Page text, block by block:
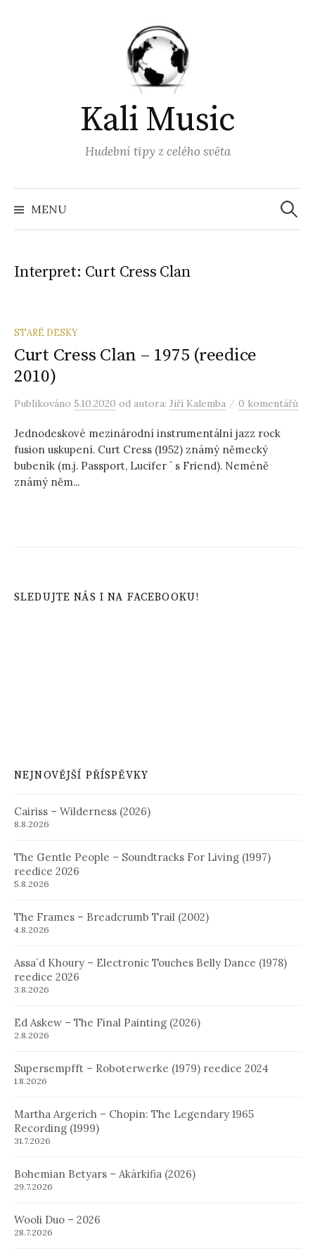
Kali Music
Hudební tipy z celého světa
MENU
Interpret: Curt Cress Clan
STARÉ DESKY
Curt Cress Clan – 1975 (reedice
2010)
Publikováno 5.10.2020 od autora: Jiří Kalemba / 0 komentářů
Jednodeskové mezinárodní instrumentální jazz rock
fusion uskupení. Curt Cress (1952) známý německý
bubeník (m.j. Passport, Lucifer ´ s Friend). Neméně
známý něm...
SLEDUJTE NÁS I NA FACEBOOKU!
NEJNOVĚJŠÍ PŘÍSPĚVKY
Cairiss – Wilderness (2026)
8.8.2026
The Gentle People – Soundtracks For Living (1997)
reedice 2026
5.8.2026
The Frames – Breadcrumb Trail (2002)
4.8.2026
Assa´d Khoury – Electronic Touches Belly Dance (1978)
reedice 2026
3.8.2026
Ed Askew – The Final Painting (2026)
2.8.2026
Supersempfft – Roboterwerke (1979) reedice 2024
1.8.2026
Martha Argerich – Chopin: The Legendary 1965
Recording (1999)
31.7.2026
Bohemian Betyars – Akárkifia (2026)
29.7.2026
Wooli Duo – 2026
28.7.2026